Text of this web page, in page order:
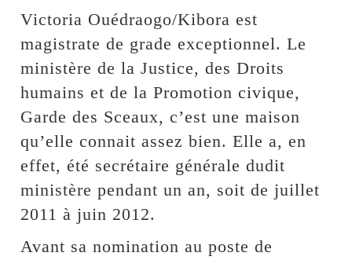
Victoria Ouédraogo/Kibora est
magistrate de grade exceptionnel. Le
ministère de la Justice, des Droits
humains et de la Promotion civique,
Garde des Sceaux, c’est une maison
qu’elle connait assez bien. Elle a, en
effet, été secrétaire générale dudit
ministère pendant un an, soit de juillet
2011 à juin 2012.
Avant sa nomination au poste de